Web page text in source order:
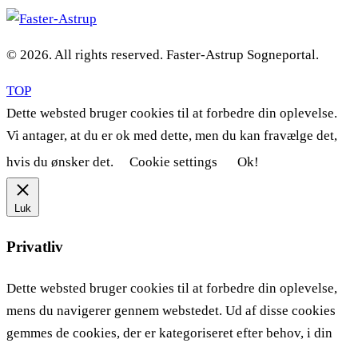
© 2026. All rights reserved. Faster-Astrup Sogneportal.
TOP
Dette websted bruger cookies til at forbedre din oplevelse.
Vi antager, at du er ok med dette, men du kan fravælge det,
hvis du ønsker det.
Cookie settings Ok!
Luk
Privatliv
Dette websted bruger cookies til at forbedre din oplevelse,
mens du navigerer gennem webstedet. Ud af disse cookies
gemmes de cookies, der er kategoriseret efter behov, i din